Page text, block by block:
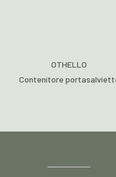
OTHELLO
Contenitore